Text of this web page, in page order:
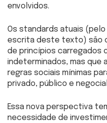
envolvidos.
Os standards atuais
escrita deste texto) são
de princípios carregados
indeterminados, mas que
regras sociais mínimas
privado, público e
Essa nova perspectiva
necessidade de